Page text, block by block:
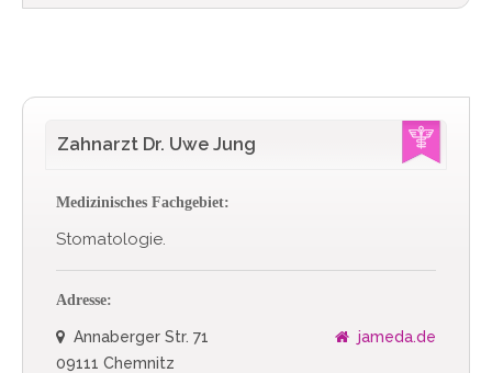
Zahnarzt Dr. Uwe Jung
Medizinisches Fachgebiet:
Stomatologie.
Adresse:
Annaberger Str. 71
09111 Chemnitz
jameda.de